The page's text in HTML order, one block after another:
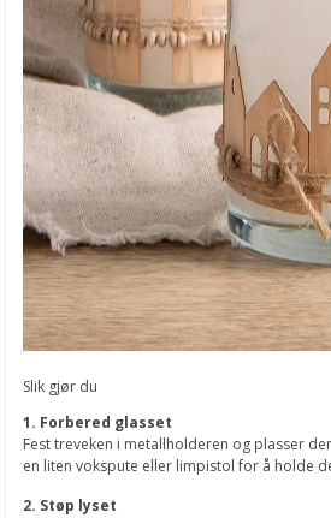
Slik gjør du
1. Forbered glasset
Fest treveken i metallholderen og plasser
en liten vokspute eller limpistol for å holde
2. Støp lyset